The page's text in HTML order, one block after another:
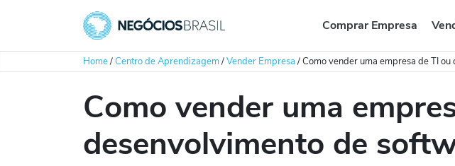
Comprar Empresa
Home/Centro de Aprendizagem/Vender Empresa/Como vender uma empresa de TI
Como vender uma
desenvolvimento de